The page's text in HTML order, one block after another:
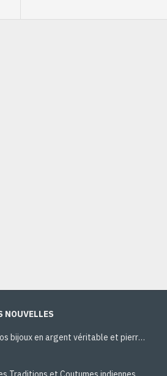
NOUVELLES
Nos bijoux en argent véritable et pierres naturelles